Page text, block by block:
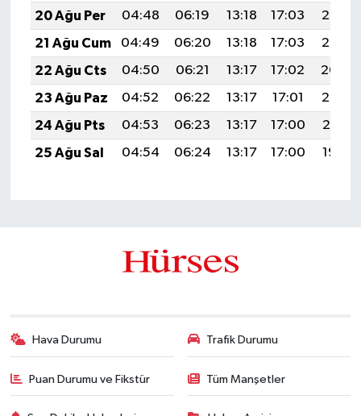
20 Ağu Per
04:48 06:19 13:18 17:03
20:06
21 Ağu Cum
04:49 06:20 13:18 17:03
20:05
22 Ağu Cts
04:50 06:21 13:17 17:02
20:04
23 Ağu Paz
04:52 06:22 13:17 17:01
20:02
24 Ağu Pts
04:53 06:23 13:17 17:00
20:01
25 Ağu Sal
04:54 06:24 13:17 17:00 19:59
Hava Durumu Trafik Durumu
Puan Durumu ve Fikstür Tüm Manşetler